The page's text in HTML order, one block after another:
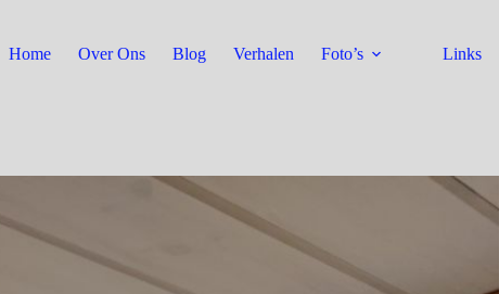
Home Over Ons Blog Verhalen Foto’s Links